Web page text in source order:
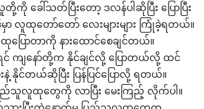
ေါ်သတ်ပြီးတော့ ဒလန်ပါဆိုပြီး ပြောပြီး
လူထုတော်တော် လေးများများ ကြုံခဲ့ရတယ်။
ပြောတာကို နားထောင်စေချင်တယ်။
ကျနော်တို့က နိုင်ချင်လို့ ပြောတယ်လို့ ထင်
နိုင်တယ်ဆိုပြီး ပြန်ပြင်ပြောလို့ ရတယ်။
သူလူထုတွေကို လာပြီး မေးကြည့် လိုက်ပါ။